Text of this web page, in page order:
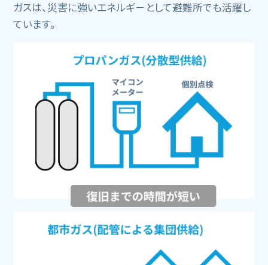
ガスは、災害に強いエネルギ－として避難所でも活躍し
ています。